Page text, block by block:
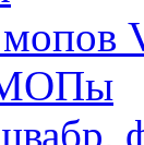
МОПы